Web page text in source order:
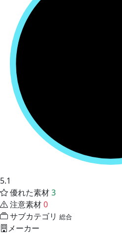
5.1
優れた素材3
注意素材0
サブカテゴリ 総合
メーカー